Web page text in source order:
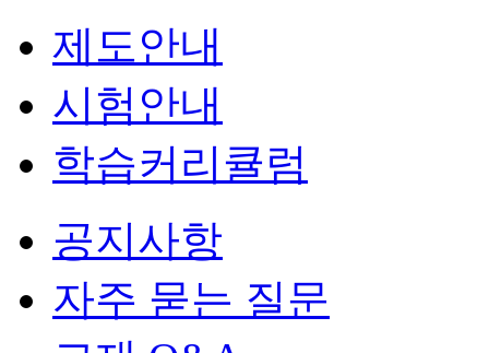
제도안내
시험안내
학습커리큘럼
공지사항
자주 묻는 질문